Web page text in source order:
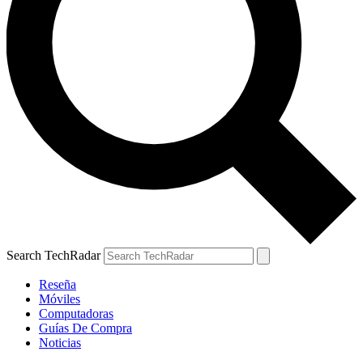
Search TechRadar
Reseña
Móviles
Computadoras
Guías De Compra
Noticias